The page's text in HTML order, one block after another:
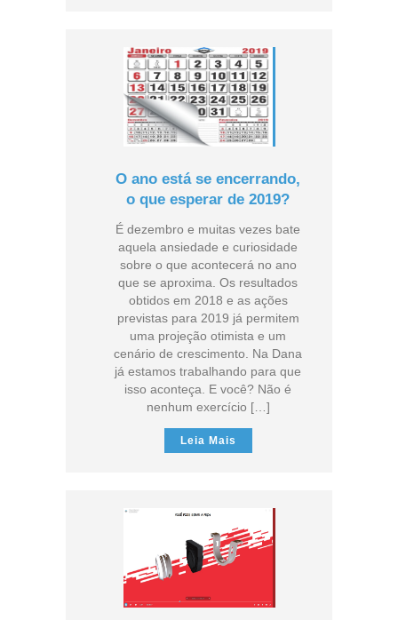
O ano está se encerrando,
o que esperar de 2019?
É dezembro e muitas vezes bate
aquela ansiedade e curiosidade
sobre o que acontecerá no ano
que se aproxima. Os resultados
obtidos em 2018 e as ações
previstas para 2019 já permitem
uma projeção otimista e um
cenário de crescimento. Na Dana
já estamos trabalhando para que
isso aconteça. E você? Não é
nenhum exercício […]
Leia Mais